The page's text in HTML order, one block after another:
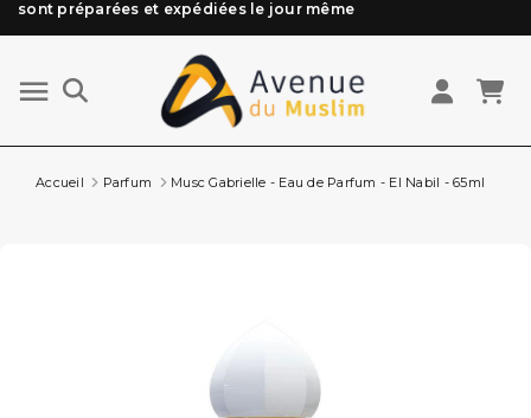
Besoin d'aide ? Retrouvez notre FAQ
Livraison offerte à partir de 89€ d'achat*
Les Commandes passées avant 15h (lun au Vend)
sont préparées et expédiées le jour même
Accueil Parfum Musc Gabrielle - Eau de Parfum - El Nabil - 65ml